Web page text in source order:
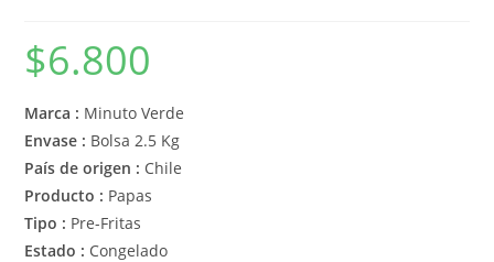
$6.800
Marca : Minuto Verde
Envase : Bolsa 2.5 Kg
País de origen : Chile
Producto : Papas
Tipo : Pre-Fritas
Estado : Congelado